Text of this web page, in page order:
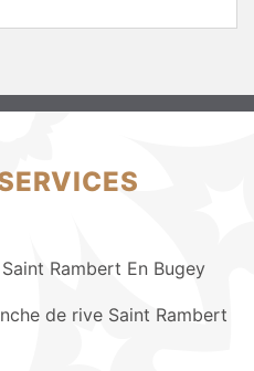
Rambert En Bugey
de rive Saint Rambert